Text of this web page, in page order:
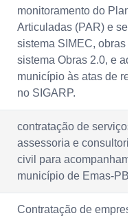
monitoramento do
Articuladas (PAR) e
sistema SIMEC, obras
sistema Obras 2.0, e
município às atas de
no SIGARP.
contratação de serviços
assessoria e
civil para
município de Emas-PB.
Contratação de